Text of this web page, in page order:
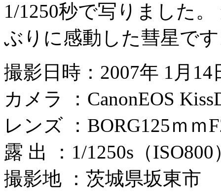
1/1250秒で写りました
ぶりに感動した彗星で
撮影日時：2007年 1月14
カメラ ：CanonEOS
レンズ ：BORG125ｍｍ
露 出 ：1/1250s（ISO800
撮影地 ：茨城県坂東市